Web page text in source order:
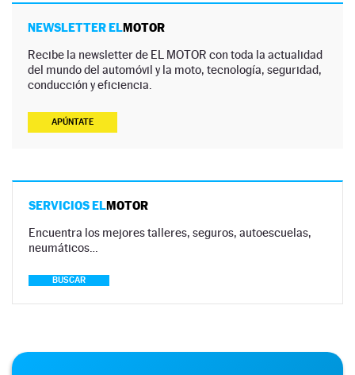
NEWSLETTER ELMOTOR
Recibe la newsletter de EL MOTOR con toda la actualidad
del mundo del automóvil y la moto, tecnología, seguridad,
conducción y eficiencia.
APÚNTATE
SERVICIOS ELMOTOR
Encuentra los mejores talleres, seguros, autoescuelas,
neumáticos…
BUSCAR